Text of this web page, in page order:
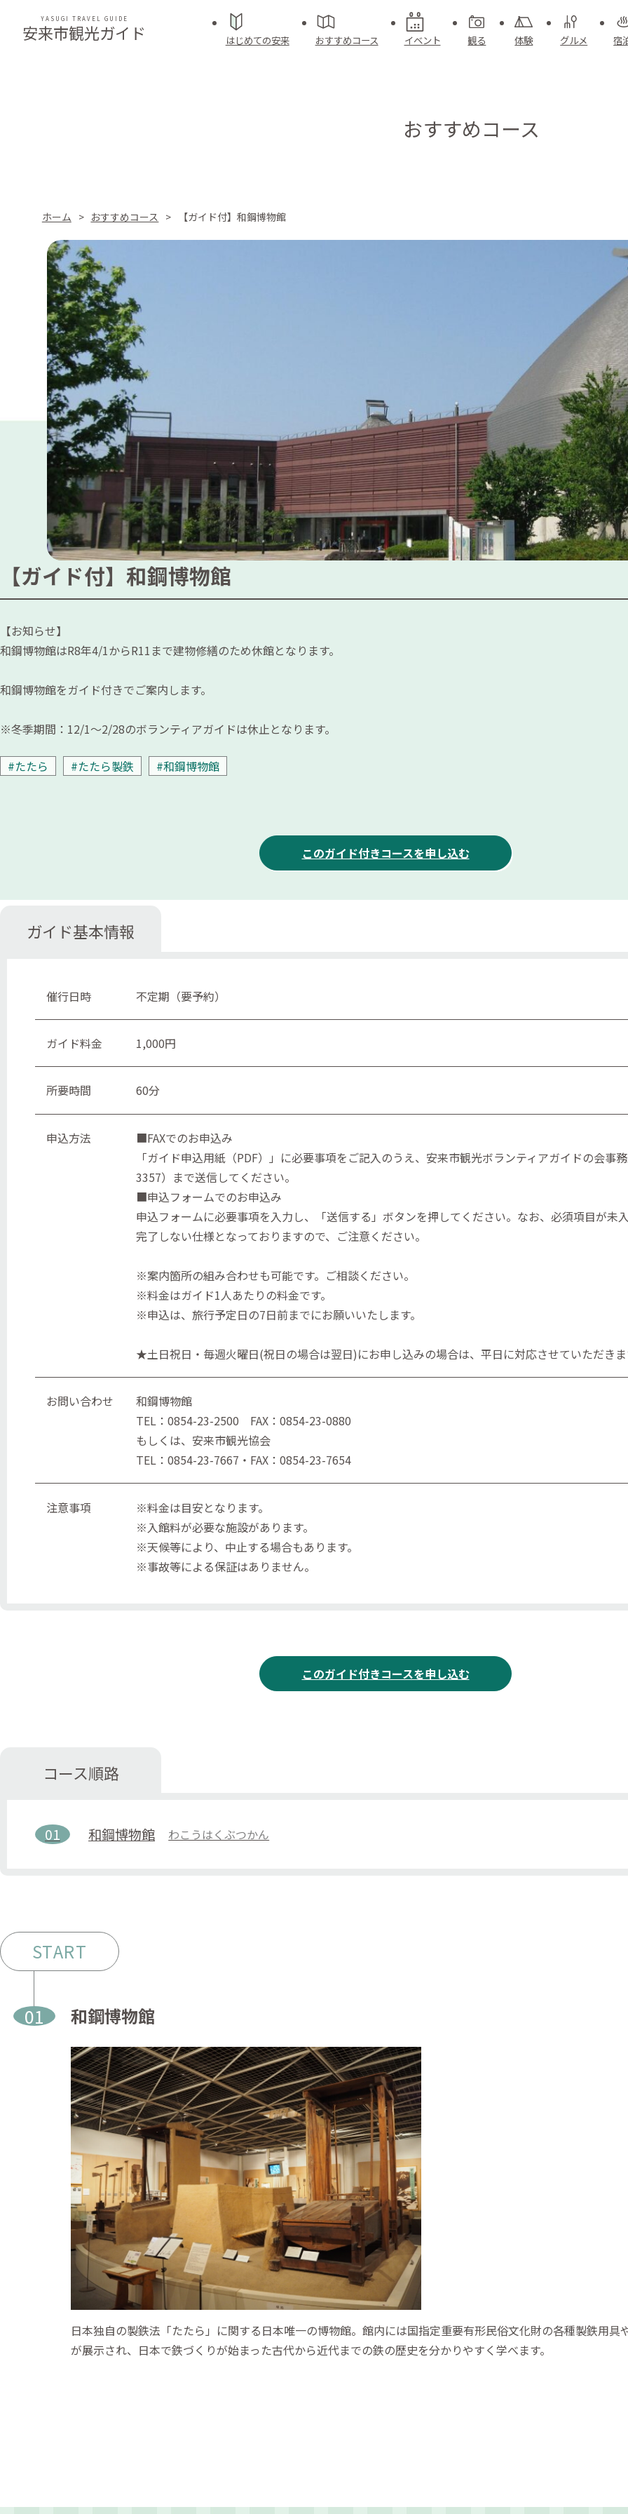
安来市観光ガイド
YASUGI TRAVEL GUIDE
はじめての安来 おすすめコース イベント 観る 体験 グルメ 宿
おすすめコース
ホーム おすすめコース 【ガイド付】和鋼博物館
【ガイド付】和鋼博物館
【お知らせ】
和鋼博物館はR8年4/1からR11まで建物修繕のため休館となります。
和鋼博物館をガイド付きでご案内します。
※冬季期間：12/1～2/28のボランティアガイドは休止となります。
#たたら #たたら製鉄 #和鋼博物館
このガイド付きコースを申し込む
ガイド基本情報
催行日時 不定期（要予約）
ガイド料金 1,000円
所要時間 60分
申込方法
■FAXでのお申込み
「ガイド申込用紙（PDF）」に必要事項をご記入のうえ、安来市観光ボランティアガイドの会事
3357）まで送信してください。
■申込フォームでのお申込み
申込フォームに必要事項を入力し、「送信する」ボタンを押してください。なお、必須項目が未
完了しない仕様となっておりますので、ご注意ください。
※案内箇所の組み合わせも可能です。ご相談ください。
※料金はガイド1人あたりの料金です。
※申込は、旅行予定日の7日前までにお願いいたします。
★土日祝日・毎週火曜日(祝日の場合は翌日)にお申し込みの場合は、平日に対応させていただき
お問い合わせ
和鋼博物館
TEL：0854-23-2500 FAX：0854-23-0880
もしくは、安来市観光協会
TEL：0854-23-7667・FAX：0854-23-7654
注意事項
※料金は目安となります。
※入館料が必要な施設があります。
※天候等により、中止する場合もあります。
※事故等による保証はありません。
このガイド付きコースを申し込む
コース順路
01 和鋼博物館 わこうはくぶつかん
START
01 和鋼博物館
日本独自の製鉄法「たたら」に関する日本唯一の博物館。館内には国指定重要有形民俗文化財の各種製鉄用具
が展示され、日本で鉄づくりが始まった古代から近代までの鉄の歴史を分かりやすく学べます。